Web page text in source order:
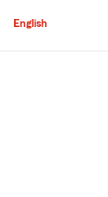
English